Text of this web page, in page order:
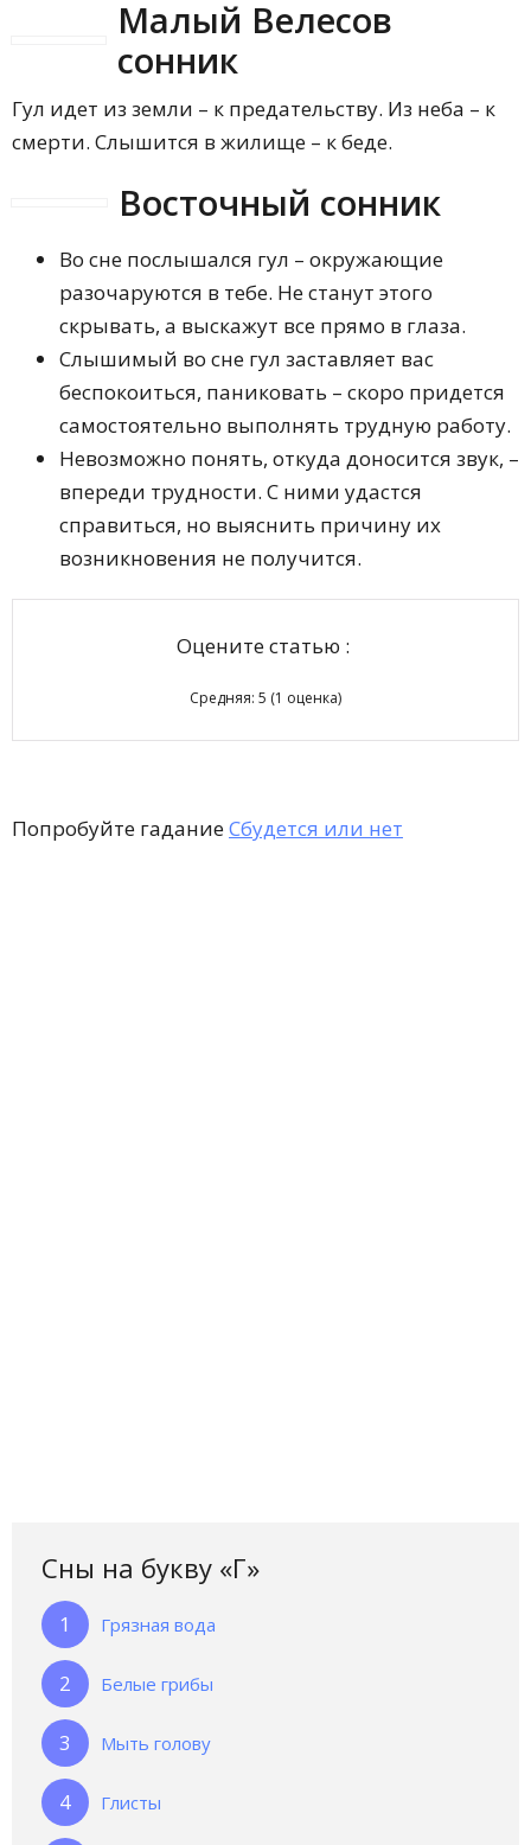
Малый Велесов
сонник
Гул идет из земли – к предательству. Из неба – к
смерти. Слышится в жилище – к беде.
Восточный сонник
Во сне послышался гул – окружающие
разочаруются в тебе. Не станут этого
скрывать, а выскажут все прямо в глаза.
Слышимый во сне гул заставляет вас
беспокоиться, паниковать – скоро придется
самостоятельно выполнять трудную работу.
Невозможно понять, откуда доносится звук, –
впереди трудности. С ними удастся
справиться, но выяснить причину их
возникновения не получится.
Оцените статью :
Средняя: 5 (1 оценка)
Попробуйте гаданиеСбудется или нет
Сны на букву «Г‎»‎
Грязная вода
Белые грибы
Мыть голову
Глисты